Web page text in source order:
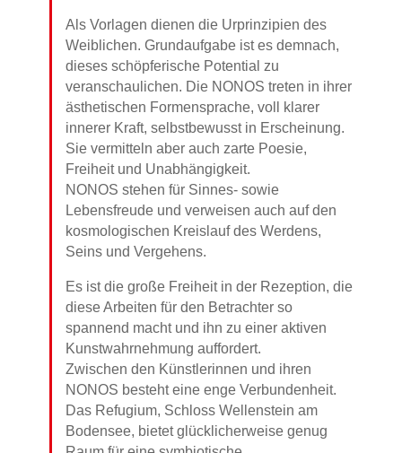
Als Vorlagen dienen die Urprinzipien des
Weiblichen. Grundaufgabe ist es demnach,
dieses schöpferische Potential zu
veranschaulichen. Die NONOS treten in ihrer
ästhetischen Formensprache, voll klarer
innerer Kraft, selbstbewusst in Erscheinung.
Sie vermitteln aber auch zarte Poesie,
Freiheit und Unabhängigkeit.
NONOS stehen für Sinnes- sowie
Lebensfreude und verweisen auch auf den
kosmologischen Kreislauf des Werdens,
Seins und Vergehens.
Es ist die große Freiheit in der Rezeption, die
diese Arbeiten für den Betrachter so
spannend macht und ihn zu einer aktiven
Kunstwahrnehmung auffordert.
Zwischen den Künstlerinnen und ihren
NONOS besteht eine enge Verbundenheit.
Das Refugium, Schloss Wellenstein am
Bodensee, bietet glücklicherweise genug